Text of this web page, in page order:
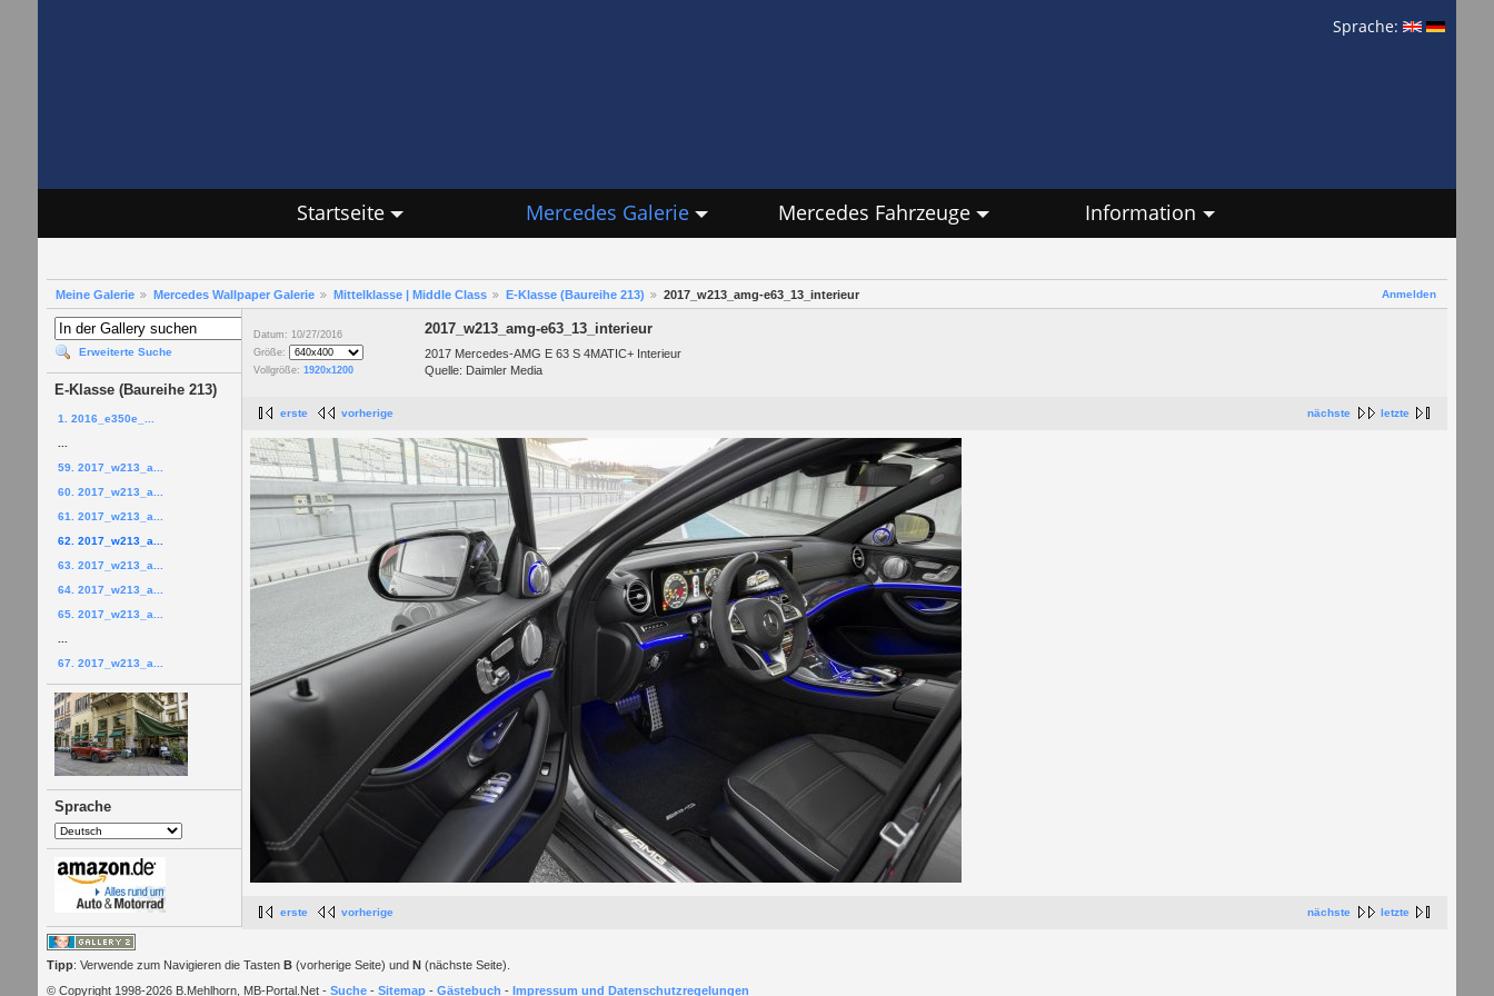
Sprache:
Startseite Mercedes Galerie Mercedes Fahrzeuge Information
Anmelden
Meine Galerie Mercedes Wallpaper Galerie Mittelklasse | Middle Class E-Klasse (Baureihe 213) 2017_w213_amg-e63_13_interieur
Erweiterte Suche
E-Klasse (Baureihe 213)
1. 2016_e350e_...
59. 2017_w213_a...
60. 2017_w213_a...
61. 2017_w213_a...
62. 2017_w213_a...
63. 2017_w213_a...
64. 2017_w213_a...
65. 2017_w213_a...
67. 2017_w213_a...
Sprache
Datum: 10/27/2016
Größe:
Vollgröße: 1920x1200
2017_w213_amg-e63_13_interieur
2017 Mercedes-AMG E 63 S 4MATIC+ Interieur
Quelle: Daimler Media
nächste letzte
erste vorherige
nächste letzte
erste vorherige
Tipp: Verwende zum Navigieren die Tasten B(vorherige Seite) und N(nächste Seite).
© Copyright 1998-2026 B.Mehlhorn, MB-Portal.Net - Suche- Sitemap- Gästebuch - Impressum und Datenschutzregelungen